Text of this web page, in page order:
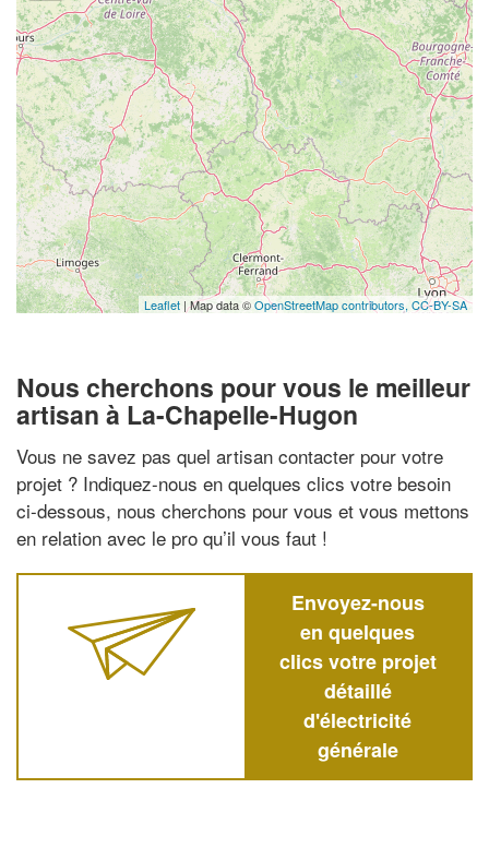
Leaflet | Map data ©OpenStreetMap contributors, CC-BY-SA
Nous cherchons pour vous le meilleur
artisan à La-Chapelle-Hugon
Vous ne savez pas quel artisan contacter pour votre
projet ? Indiquez-nous en quelques clics votre besoin
ci-dessous, nous cherchons pour vous et vous mettons
en relation avec le pro qu’il vous faut !
Envoyez-nous
en quelques
clics votre projet
détaillé
d'électricité
générale